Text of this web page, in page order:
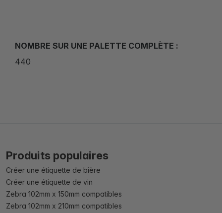
NOMBRE SUR UNE PALETTE COMPLÈTE :
440
Produits populaires
Créer une étiquette de bière
Créer une étiquette de vin
Zebra 102mm x 150mm compatibles
Zebra 102mm x 210mm compatibles